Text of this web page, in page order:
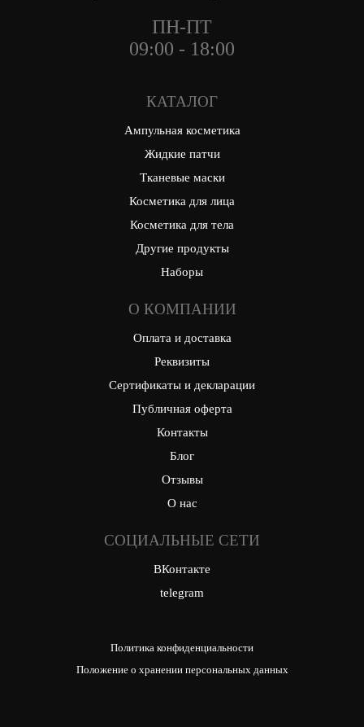
ПН-ПТ
09:00 - 18:00
КАТАЛОГ
Ампульная косметика
Жидкие патчи
Тканевые маски
Косметика для лица
Косметика для тела
Другие продукты
Наборы
О КОМПАНИИ
Оплата и доставка
Реквизиты
Сертификаты и декларации
Публичная оферта
Контакты
Блог
Отзывы
О нас
СОЦИАЛЬНЫЕ СЕТИ
ВКонтакте
telegram
Политика конфиденциальности
Положение о хранении персональных данных